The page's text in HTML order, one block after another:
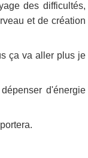
des difficultés,
et de création
ça va aller plus je
d'énergie